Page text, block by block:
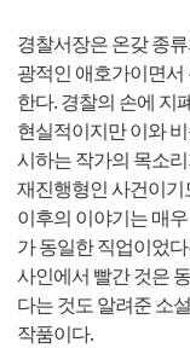
경찰서장은 온갖 종
광적인 애호가이면
한다. 경찰의 손에 지
현실적이지만 이와
시하는 작가의 목소
재진행형인 사건이
이후의 이야기는 매
가 동일한 직업이었
사인에서 빨간 것은
다는 것도 알려준 소
작품이다.